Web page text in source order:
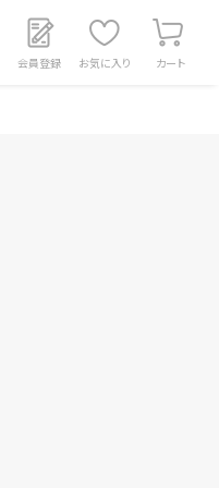
会員登録 お気に入り カート